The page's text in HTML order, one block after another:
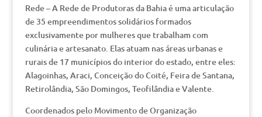
Rede – A Rede de Produtoras da Bahia é uma articulação
de 35 empreendimentos solidários formados
exclusivamente por mulheres que trabalham com
culinária e artesanato. Elas atuam nas áreas urbanas e
rurais de 17 municípios do interior do estado, entre eles:
Alagoinhas, Araci, Conceição do Coité, Feira de Santana,
Retirolândia, São Domingos, Teofilândia e Valente.
Coordenados pelo Movimento de Organização